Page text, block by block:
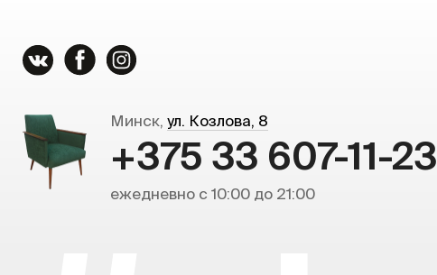
Минск, ул. Козлова, 8
+375 33 607-11-23
ежедневно с 10:00 до 21:00